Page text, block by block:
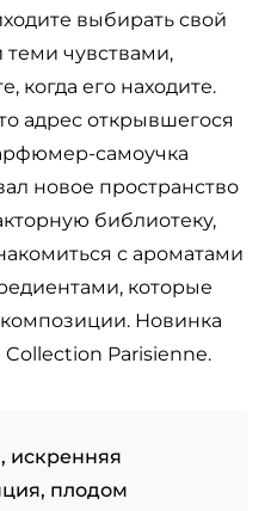
выбирать свой
чувствами,
когда его находите.
адрес открывшегося
самоучка
новое пространство
библиотеку,
с ароматами
которые
Новинка
Parisienne.
искренняя
плодом